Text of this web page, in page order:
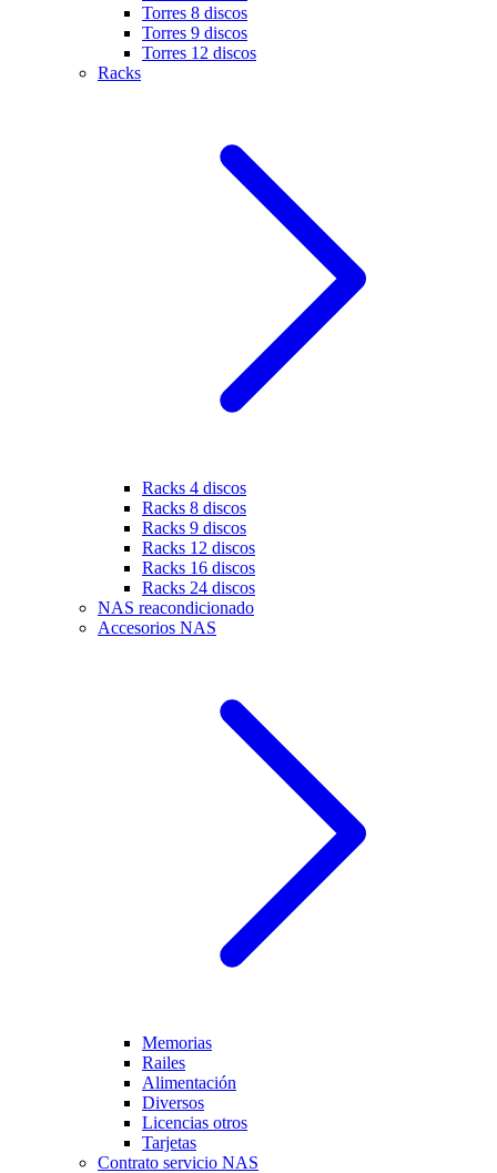
Torres 8 discos
Torres 9 discos
Torres 12 discos
Racks
Racks 4 discos
Racks 8 discos
Racks 9 discos
Racks 12 discos
Racks 16 discos
Racks 24 discos
NAS reacondicionado
Accesorios NAS
Memorias
Railes
Alimentación
Diversos
Licencias otros
Tarjetas
Contrato servicio NAS